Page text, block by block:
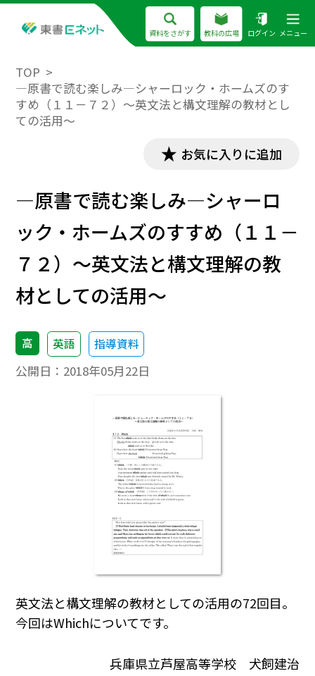
資料をさがす 教科の広場 ログイン メニュー
TOP
―原書で読む楽しみ―シャーロック・ホームズのす
すめ（１１－７２）～英文法と構文理解の教材とし
ての活用～
お気に入りに追加
―原書で読む楽しみ―シャーロ
ック・ホームズのすすめ（１１－
７２）～英文法と構文理解の教
材としての活用～
高 英語 指導資料
公開日： 2018年05月22日
英文法と構文理解の教材としての活用の72回目。
今回はWhichについてです。
兵庫県立芦屋高等学校 犬飼建治